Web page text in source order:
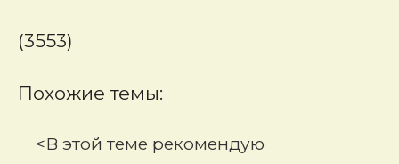
(3553)
Похожие темы:
<В этой теме рекомендую